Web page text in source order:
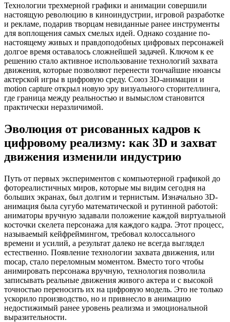
Технологии трехмерной графики и анимации совершили
настоящую революцию в киноиндустрии, игровой разработке
и рекламе, подарив творцам невиданные ранее инструменты
для воплощения самых смелых идей. Однако создание по-
настоящему живых и правдоподобных цифровых персонажей
долгое время оставалось сложнейшей задачей. Ключом к ее
решению стало активное использование технологий захвата
движения, которые позволяют перенести тончайшие нюансы
актерской игры в цифровую среду. Союз 3D-анимации и
motion capture открыл новую эру визуального сторителлинга,
где граница между реальностью и вымыслом становится
практически неразличимой.
Эволюция от рисованных кадров к
цифровому реализму: как 3D и захват
движения изменили индустрию
Путь от первых экспериментов с компьютерной графикой до
фотореалистичных миров, которые мы видим сегодня на
больших экранах, был долгим и тернистым. Изначально 3D-
анимация была сугубо математической и рутинной работой:
аниматоры вручную задавали положение каждой виртуальной
косточки скелета персонажа для каждого кадра. Этот процесс,
называемый кейфреймингом, требовал колоссального
времени и усилий, а результат далеко не всегда выглядел
естественно. Появление технологии захвата движения, или
mocap, стало переломным моментом. Вместо того чтобы
анимировать персонажа вручную, технология позволила
записывать реальные движения живого актера и с высокой
точностью переносить их на цифровую модель. Это не только
ускорило производство, но и привнесло в анимацию
недостижимый ранее уровень реализма и эмоциональной
выразительности.